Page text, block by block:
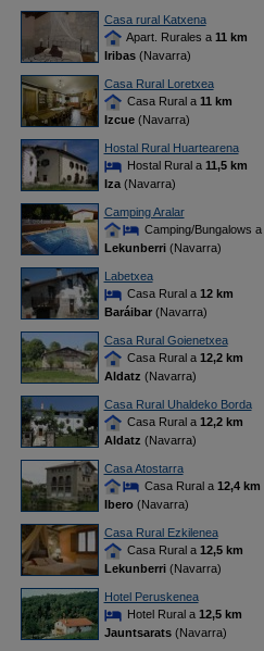
Casa rural Katxena
Apart. Rurales a 11 km
Iribas(Navarra)
Casa Rural Loretxea
Casa Rural a 11 km
Izcue(Navarra)
Hostal Rural Huartearena
Hostal Rural a 11,5 km
Iza(Navarra)
Camping Aralar
Camping/Bungalows a
Lekunberri(Navarra)
Labetxea
Casa Rural a 12 km
Baráibar(Navarra)
Casa Rural Goienetxea
Casa Rural a 12,2 km
Aldatz (Navarra)
Casa Rural Uhaldeko Borda
Casa Rural a 12,2 km
Aldatz (Navarra)
Casa Atostarra
Casa Rural a 12,4 km
Ibero(Navarra)
Casa Rural Ezkilenea
Casa Rural a 12,5 km
Lekunberri(Navarra)
Hotel Peruskenea
Hotel Rural a 12,5 km
Jauntsarats(Navarra)